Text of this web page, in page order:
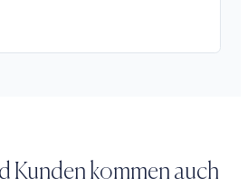
Kunden kommen auch